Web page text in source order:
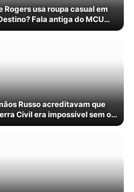
Rogers usa roupa casual em
Fala antiga do MCU
Russo acreditavam que
Civil era impossível sem o